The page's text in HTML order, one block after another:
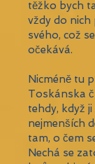
těžko bych
vždy do nich
svého, což
očekává.
Nicméně tu
Toskánska
tehdy, když
nejmenších
tam, o čem
Nechá se